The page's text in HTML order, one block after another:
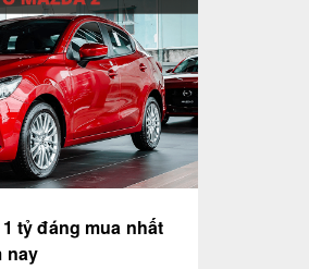
tỷ đáng mua nhất
nay